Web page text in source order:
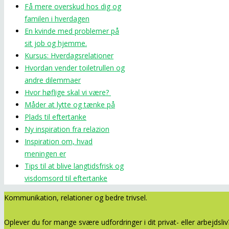
Få mere overskud hos dig og
familen i hverdagen
En kvinde med problemer på
sit job og hjemme.
Kursus: Hverdagsrelationer
Hvordan vender toiletrullen og
andre dilemmaer
Hvor høflige skal vi være?
Måder at lytte og tænke på
Plads til eftertanke
Ny inspiration fra relazion
Inspiration om, hvad
meningen er
Tips til at blive langtidsfrisk og
visdomsord til eftertanke
Kommunikation, relationer og bedre trivsel.
Oplever du for mange svære udfordringer i dit privat- eller